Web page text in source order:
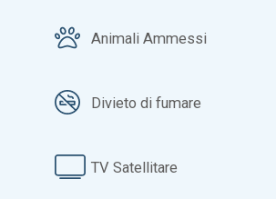
Animali Ammessi
Divieto di fumare
TV Satellitare